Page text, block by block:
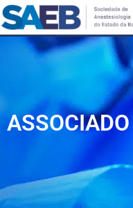
ASSOCIADO